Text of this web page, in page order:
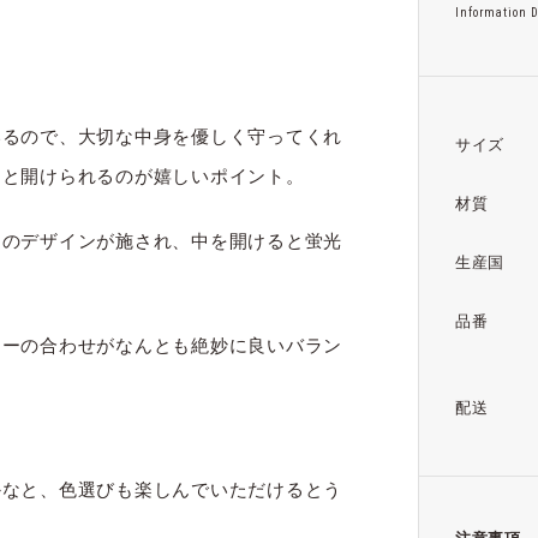
Information
サイズ
材質
生産国
品番
配送
ので、大切な中身を優しく守ってくれ
開けられるのが嬉しいポイント。
デザインが施され、中を開けると蛍光
の合わせがなんとも絶妙に良いバラン
と、色選びも楽しんでいただけるとう